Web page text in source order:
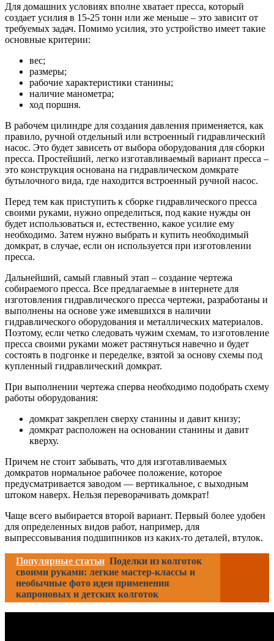
Для домашних условиях вполне хватает пресса, который
создает усилия в 15-25 тонн или же меньше – это зависит от
требуемых задач. Помимо усилия, это устройство имеет такие
основные критерии:
вес;
размеры;
рабочие характеристики станины;
наличие манометра;
ход поршня.
В рабочем цилиндре для создания давления применяется, как
правило, ручной отдельный или встроенный гидравлический
насос. Это будет зависеть от выбора оборудования для сборки
пресса. Простейший, легко изготавливаемый вариант пресса –
это конструкция основана на гидравлическом домкрате
бутылочного вида, где находится встроенный ручной насос.
Перед тем как приступить к сборке гидравлического пресса
своими руками, нужно определиться, под какие нужды он
будет использоваться и, естественно, какое усилие ему
необходимо. Затем нужно выбрать и купить необходимый
домкрат, в случае, если он используется при изготовлении
пресса.
Дальнейший, самый главный этап – создание чертежа
собираемого пресса. Все предлагаемые в интернете для
изготовления гидравлического пресса чертежи, разработаны и
выполнены на основе уже имевшихся в наличии
гидравлического оборудования и металлических материалов.
Поэтому, если четко следовать чужим схемам, то изготовление
пресса своими руками может растянуться навечно и будет
состоять в подгонке и переделке, взятой за основу схемы под
купленный гидравлический домкрат.
При выполнении чертежа сперва необходимо подобрать схему
работы оборудования:
домкрат закреплен сверху станины и давит книзу;
домкрат расположен на основании станины и давит
кверху.
Причем не стоит забывать, что для изготавливаемых
домкратов нормальное рабочее положение, которое
предусматривается заводом — вертикальное, с выходным
штоком наверх. Нельзя переворачивать домкрат!
Чаще всего выбирается второй вариант. Первый более удобен
для определенных видов работ, например, для
выпрессовывания подшипников из каких-то деталей, втулок.
Популярные статьи Поделки из колготок
своими руками: легкие мастер-классы и
необычные фото идеи применения
капроновых и детских колготок